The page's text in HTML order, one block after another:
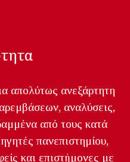
απολύτως ανεξάρτητη
αναλύσεις,
από τους κατά
πανεπιστημίου,
και επιστήμονες με